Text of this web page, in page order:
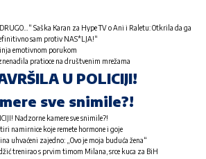
DRUGO…“ Saška Karan za Hype TV o Ani i Raletu: Otkrila da ga
sam protiv NAS*LJA!“
emotivnom porukom
pratioce na društvenim mrežama
U POLICIJI!
sve snimile?!
Nadzorne kamere sve snimile?!
namirnice koje remete hormone i goje
uhvaćeni zajedno: „Ovo je moja buduća žena“
trenirao s prvim timom Milana, srce kuca za BiH